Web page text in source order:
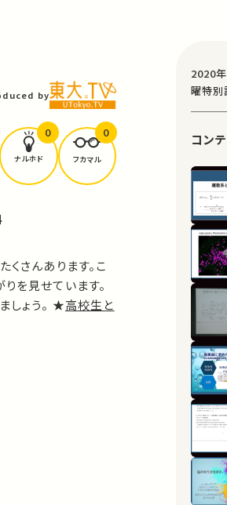
by
ナルホド
0
フカマル
0
さんあります。こ
を見せています。
しょう。 ★高校生と
2020
曜特別
コン